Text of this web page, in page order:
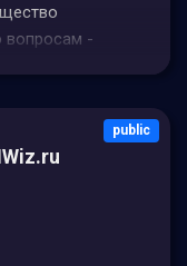
вопросам -
public